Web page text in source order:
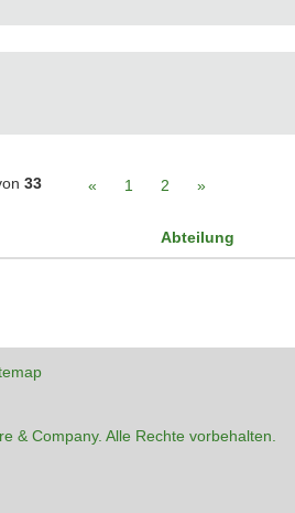
33 « 1 2 »
Abteilung
& Company. Alle Rechte vorbehalten.